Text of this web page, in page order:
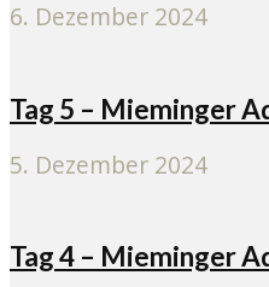
6. Dezember 2024
Tag 5 – Mieminger
5. Dezember 2024
Tag 4 – Mieminger